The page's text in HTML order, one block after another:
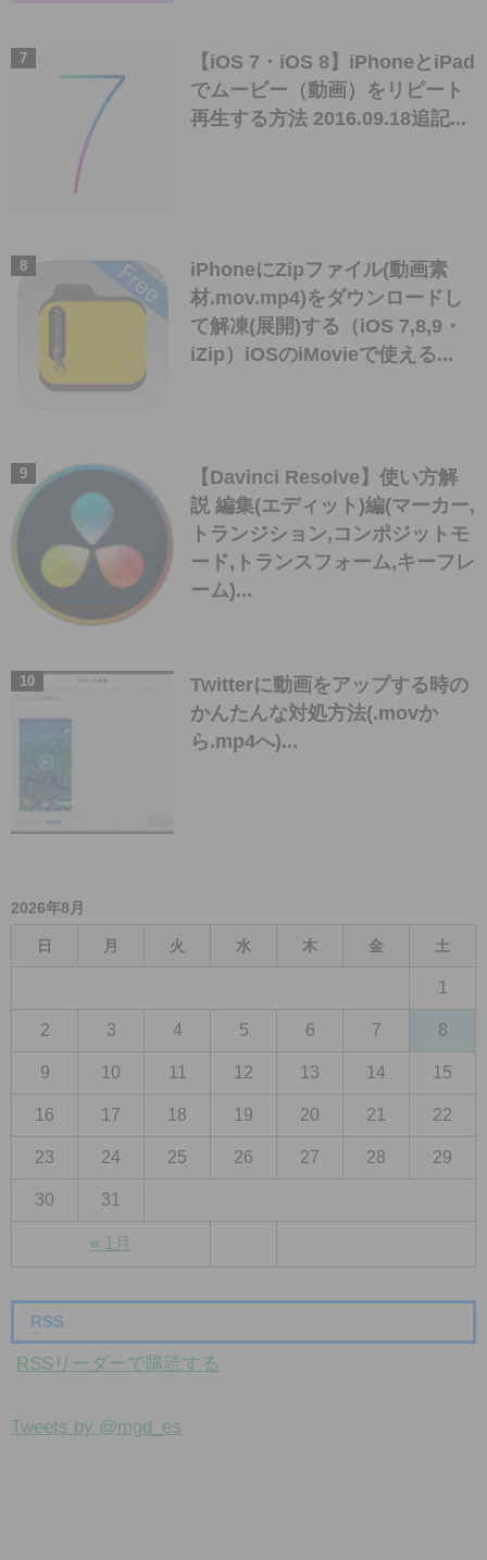
【iOS 7・iOS 8】iPhoneとiPad
でムービー（動画）をリピート
再生する方法 2016.09.18追記...
iPhoneにZipファイル(動画素
材.mov.mp4)をダウンロードし
て解凍(展開)する（iOS 7,8,9・
iZip）iOSのiMovieで使える...
【Davinci Resolve】使い方解
説 編集(エディット)編(マーカー,
トランジション,コンポジットモ
ード,トランスフォーム,キーフレ
ーム)...
Twitterに動画をアップする時の
かんたんな対処方法(.movか
ら.mp4へ)...
2026年8月
日 月 火 水 木 金 土
« 1月
1
2 3 4 5 6 7 8
9 10 11 12 13 14 15
16 17 18 19 20 21 22
23 24 25 26 27 28 29
30 31
RSS
RSSリーダーで購読する
Tweets by @mgd_es